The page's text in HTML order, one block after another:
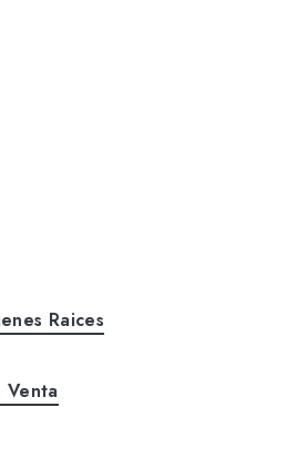
Raices
Venta